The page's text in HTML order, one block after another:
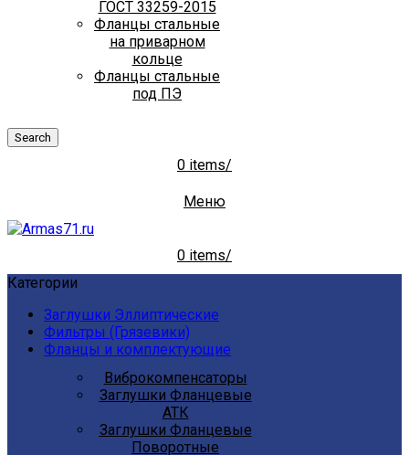
ГОСТ 33259-2015
Фланцы стальные
на приварном
кольце
Фланцы стальные
под ПЭ
Search
0 items/
Меню
0 items/
Категории
Заглушки Эллиптические
Фильтры (Грязевики)
Фланцы и комплектующие
Виброкомпенсаторы
Заглушки Фланцевые
АТК
Заглушки Фланцевые
Поворотные